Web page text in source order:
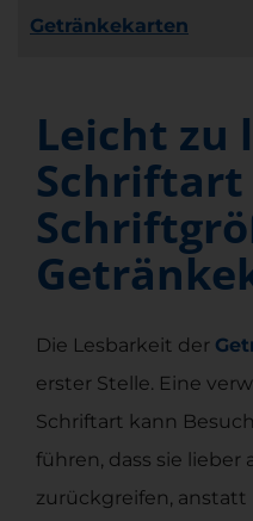
Getränkekarten
Leicht zu
Schriftart
Die Lesbarkeit der
erster Stelle. Eine
Schriftart kann
führen, dass sie
zurückgreifen, anstatt